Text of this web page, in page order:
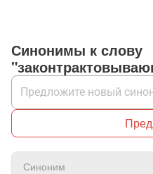
Синонимы к слову
Синоним